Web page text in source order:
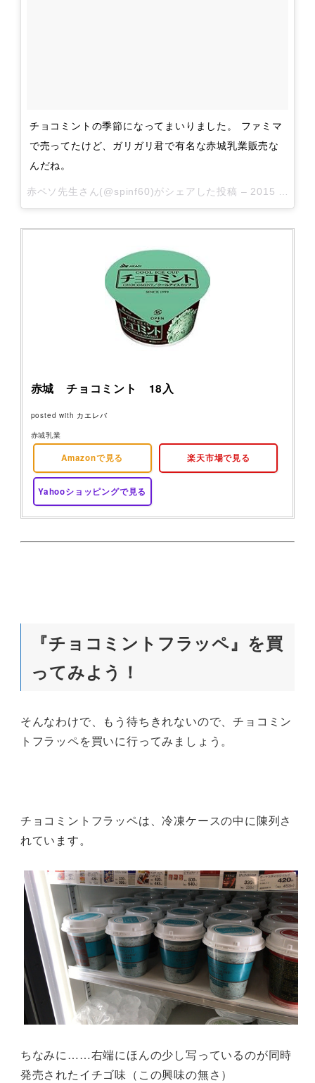
チョコミントの季節になってまいりました。 ファミマ
で売ってたけど、ガリガリ君で有名な赤城乳業販売な
んだね。
赤ペソ先生さん(@spinf60)がシェアした投稿 – 2015 4月 1 11:49午後 PDT
赤城 チョコミント 18入
posted with カエレバ
赤城乳業
Amazonで見る 楽天市場で見る
Yahooショッピングで見る
『チョコミントフラッペ』を買
ってみよう！
そんなわけで、もう待ちきれないので、チョコミン
トフラッペを買いに行ってみましょう。
チョコミントフラッペは、冷凍ケースの中に陳列さ
れています。
ちなみに……右端にほんの少し写っているのが同時
発売されたイチゴ味（この興味の無さ）